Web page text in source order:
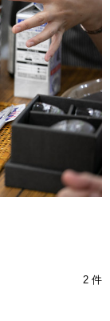
2 件